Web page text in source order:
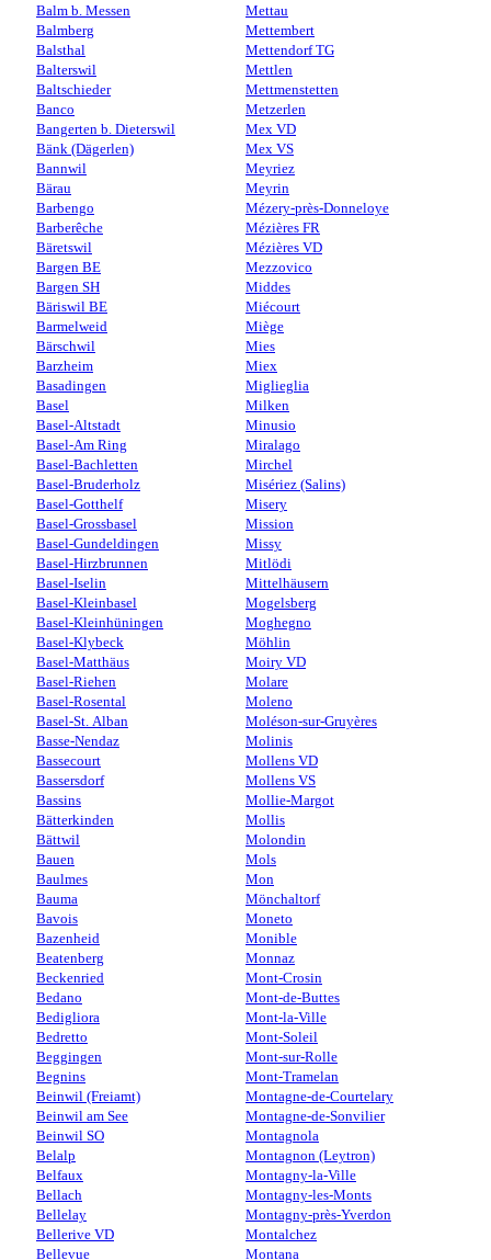
Balm b. Messen
Balmberg
Balsthal
Balterswil
Baltschieder
Banco
Bangerten b. Dieterswil
Bänk (Dägerlen)
Bannwil
Bärau
Barbengo
Barberêche
Bäretswil
Bargen BE
Bargen SH
Bäriswil BE
Barmelweid
Bärschwil
Barzheim
Basadingen
Basel
Basel-Altstadt
Basel-Am Ring
Basel-Bachletten
Basel-Bruderholz
Basel-Gotthelf
Basel-Grossbasel
Basel-Gundeldingen
Basel-Hirzbrunnen
Basel-Iselin
Basel-Kleinbasel
Basel-Kleinhüningen
Basel-Klybeck
Basel-Matthäus
Basel-Riehen
Basel-Rosental
Basel-St. Alban
Basse-Nendaz
Bassecourt
Bassersdorf
Bassins
Bätterkinden
Bättwil
Bauen
Baulmes
Bauma
Bavois
Bazenheid
Beatenberg
Beckenried
Bedano
Bedigliora
Bedretto
Beggingen
Begnins
Beinwil (Freiamt)
Beinwil am See
Beinwil SO
Belalp
Belfaux
Bellach
Bellelay
Bellerive VD
Bellevue
Mettau
Mettembert
Mettendorf TG
Mettlen
Mettmenstetten
Metzerlen
Mex VD
Mex VS
Meyriez
Meyrin
Mézery-près-Donneloye
Mézières FR
Mézières VD
Mezzovico
Middes
Miécourt
Miège
Mies
Miex
Miglieglia
Milken
Minusio
Miralago
Mirchel
Misériez (Salins)
Misery
Mission
Missy
Mitlödi
Mittelhäusern
Mogelsberg
Moghegno
Möhlin
Moiry VD
Molare
Moleno
Moléson-sur-Gruyères
Molinis
Mollens VD
Mollens VS
Mollie-Margot
Mollis
Molondin
Mols
Mon
Mönchaltorf
Moneto
Monible
Monnaz
Mont-Crosin
Mont-de-Buttes
Mont-la-Ville
Mont-Soleil
Mont-sur-Rolle
Mont-Tramelan
Montagne-de-Courtelary
Montagne-de-Sonvilier
Montagnola
Montagnon (Leytron)
Montagny-la-Ville
Montagny-les-Monts
Montagny-près-Yverdon
Montalchez
Montana